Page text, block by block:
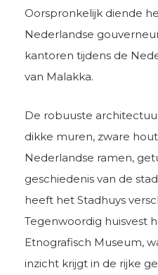
Oorspronkelijk diende
Nederlandse
kantoren tijdens de
van Malakka.
De robuuste
dikke muren, zware
Nederlandse ramen,
geschiedenis van de
heeft het Stadhuys
Tegenwoordig huisvest
Etnografisch Museum,
inzicht krijgt in de rijke